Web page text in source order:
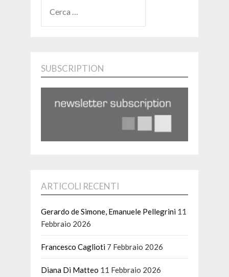
PER:
SUBSCRIPTION
ARTICOLI RECENTI
Gerardo de Simone, Emanuele Pellegrini 11
Febbraio 2026
Francesco Caglioti 7 Febbraio 2026
Diana Di Matteo 11 Febbraio 2026